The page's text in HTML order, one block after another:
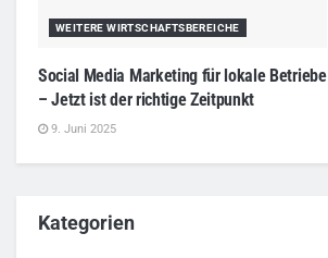
WEITERE WIRTSCHAFTSBEREICHE
Social Media Marketing für lokale Betriebe
– Jetzt ist der richtige Zeitpunkt
9. Juni 2025
Kategorien